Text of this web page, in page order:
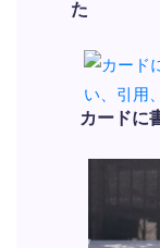
た
カードに